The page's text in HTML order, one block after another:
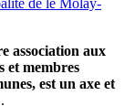
association aux
et membres
est un axe et